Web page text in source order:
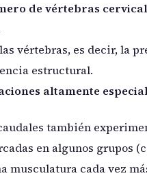
de vértebras
vértebras, es decir, la
estructural.
altamente
también
en algunos grupos
musculatura cada vez